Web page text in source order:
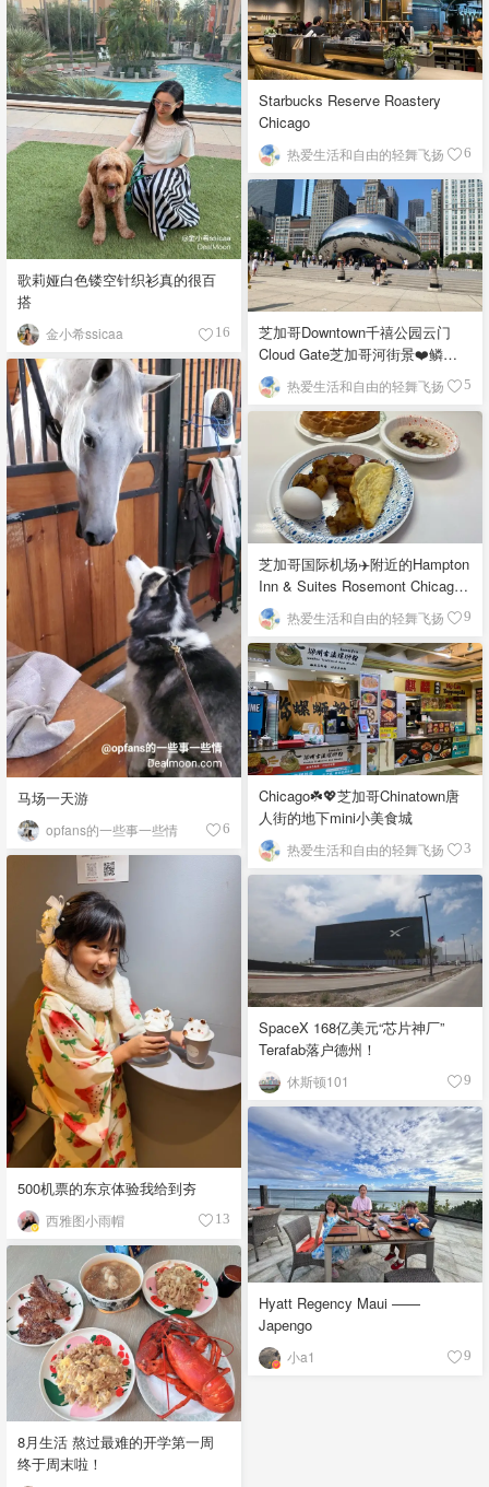
歌莉娅白色镂空针织衫真的很百
搭
金小希ssicaa 16
Starbucks Reserve Roastery
Chicago
热爱生活和自由的轻舞飞扬 6
芝加哥Downtown千禧公园云门
Cloud Gate芝加哥河街景❤️鳞次
栉比的高楼
热爱生活和自由的轻舞飞扬 5
马场一天游
opfans的一些事一些情 6
芝加哥国际机场✈️附近的Hampton
Inn & Suites Rosemont Chicago
O'Hare自助早餐
热爱生活和自由的轻舞飞扬 9
Chicago☘️💖芝加哥Chinatown唐
人街的地下mini小美食城
热爱生活和自由的轻舞飞扬 3
500机票的东京体验我给到夯
西雅图小雨帽 13
SpaceX 168亿美元“芯片神厂”
Terafab落户德州！
休斯顿101 9
Hyatt Regency Maui ——
Japengo
小a1 9
8月生活 熬过最难的开学第一周
终于周末啦！